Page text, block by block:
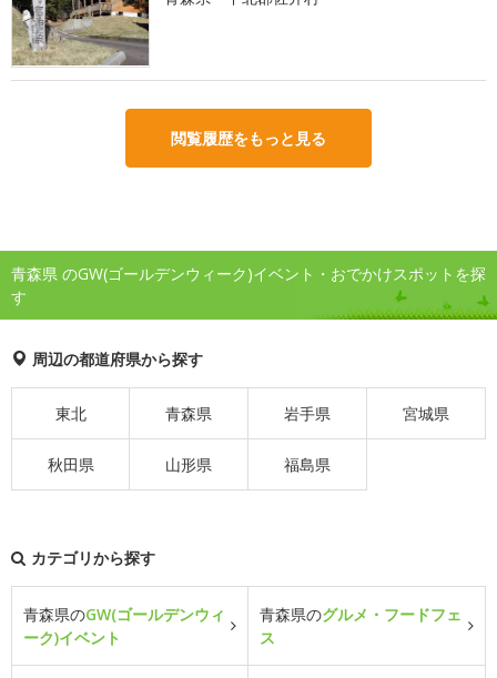
閲覧履歴をもっと見る
青森県 のGW(ゴールデンウィーク)イベント・おでかけスポットを探
す
周辺の都道府県から探す
東北 青森県 岩手県 宮城県
秋田県 山形県 福島県
カテゴリから探す
青森県のGW(ゴールデンウィ
ーク)イベント
青森県のグルメ・フードフェ
ス